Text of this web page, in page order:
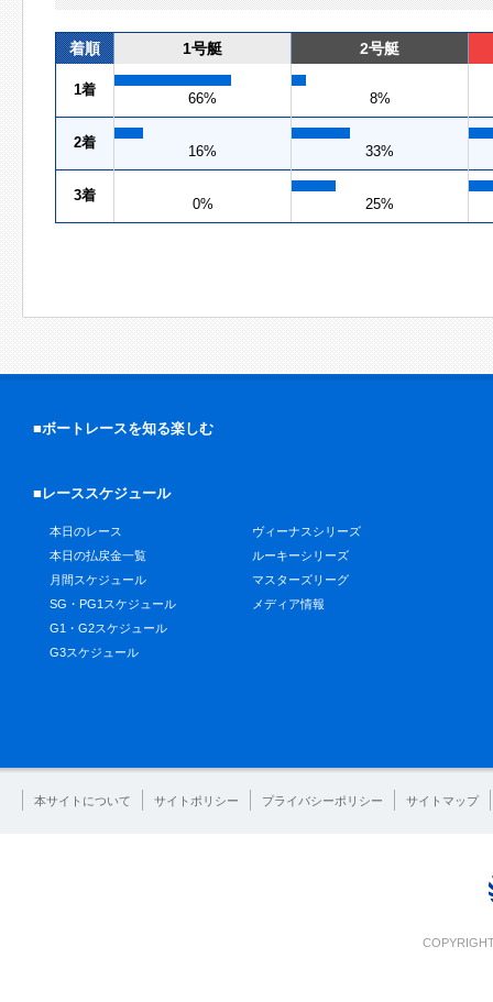
着順 1号艇 2号艇
1着
66% 8%
2着
16% 33%
3着
0% 25%
■ボートレースを知る楽しむ
■レーススケジュール
本日のレース
本日の払戻金一覧
月間スケジュール
SG・PG1スケジュール
G1・G2スケジュール
G3スケジュール
ヴィーナスシリーズ
ルーキーシリーズ
マスターズリーグ
メディア情報
本サイトについて サイトポリシー プライバシーポリシー サイトマップ